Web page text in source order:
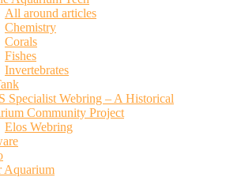
All around articles
Chemistry
Corals
Fishes
Invertebrates
Specialist Webring – A Historical
Community Project
Elos Webring
Aquarium